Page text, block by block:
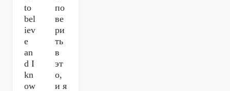
to
bel
iev
e
an
d I
kn
ow
по
ве
ри
ть
в
эт
о,
и я